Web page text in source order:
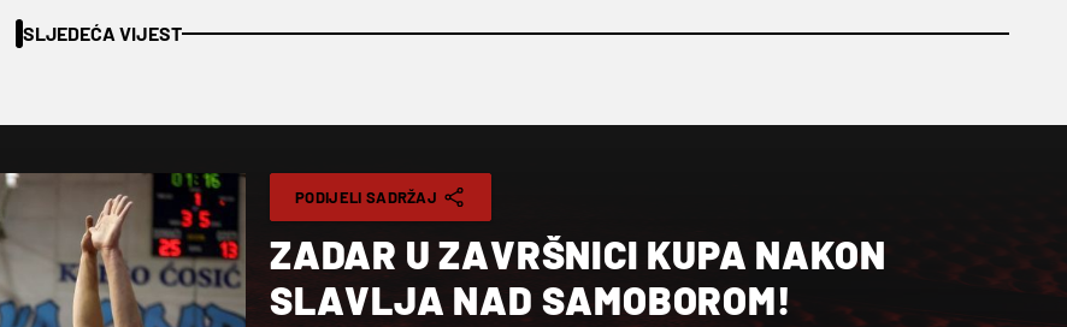
SLJEDEĆA VIJEST
PODIJELI SADRŽAJ
ZADAR U ZAVRŠNICI KUPA NAKON
SLAVLJA NAD SAMOBOROM!